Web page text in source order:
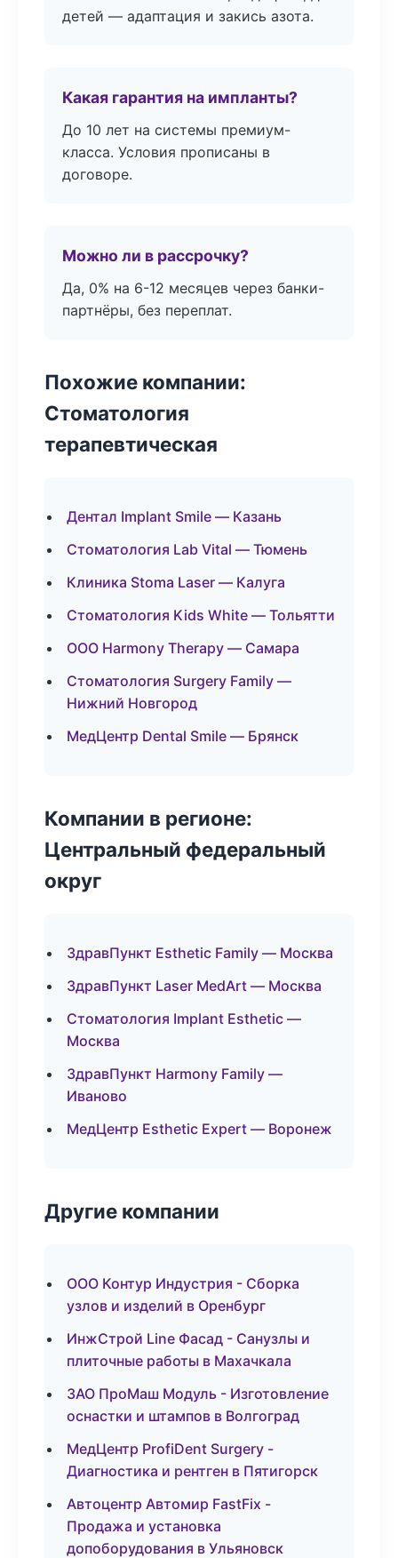
детей — адаптация и закись азота.
Какая гарантия на импланты?
До 10 лет на системы премиум-
класса. Условия прописаны в
договоре.
Можно ли в рассрочку?
Да, 0% на 6-12 месяцев через банки-
партнёры, без переплат.
Похожие компании:
Стоматология
терапевтическая
Дентал Implant Smile — Казань
Стоматология Lab Vital — Тюмень
Клиника Stoma Laser — Калуга
Стоматология Kids White — Тольятти
ООО Harmony Therapy — Самара
Стоматология Surgery Family —
Нижний Новгород
МедЦентр Dental Smile — Брянск
Компании в регионе:
Центральный федеральный
округ
ЗдравПункт Esthetic Family — Москва
ЗдравПункт Laser MedArt — Москва
Стоматология Implant Esthetic —
Москва
ЗдравПункт Harmony Family —
Иваново
МедЦентр Esthetic Expert — Воронеж
Другие компании
ООО Контур Индустрия - Сборка
узлов и изделий в Оренбург
ИнжСтрой Line Фасад - Санузлы и
плиточные работы в Махачкала
ЗАО ПроМаш Модуль - Изготовление
оснастки и штампов в Волгоград
МедЦентр ProfiDent Surgery -
Диагностика и рентген в Пятигорск
Автоцентр Автомир FastFix -
Продажа и установка
допоборудования в Ульяновск